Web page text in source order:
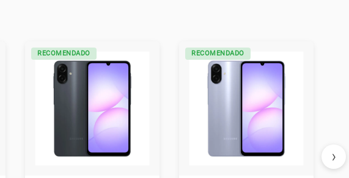
RECOMENDADO RECOMENDADO
›